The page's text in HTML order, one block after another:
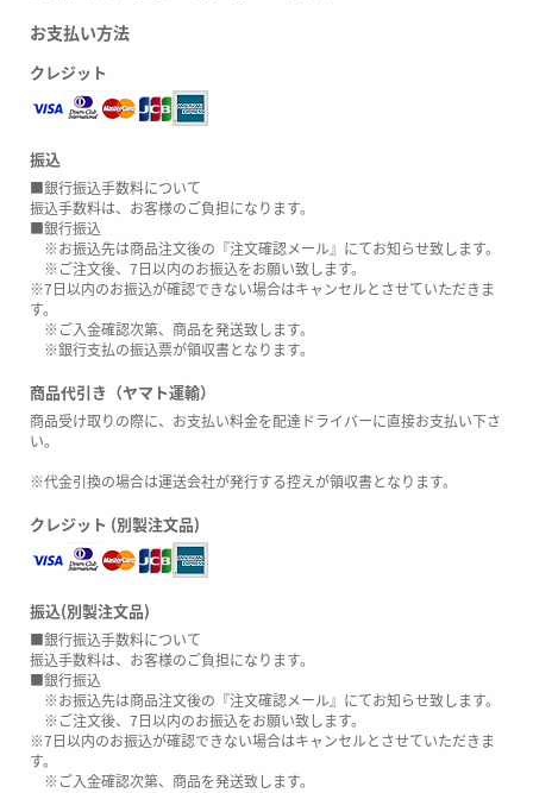
お支払い方法
クレジット
振込
■銀行振込手数料について
振込手数料は、お客様のご負担になります。
■銀行振込
※お振込先は商品注文後の『注文確認メール』にてお知らせ致します。
※ご注文後、7日以内のお振込をお願い致します。
※7日以内のお振込が確認できない場合はキャンセルとさせていただきま
す。
※ご入金確認次第、商品を発送致します。
※銀行支払の振込票が領収書となります。
商品代引き（ヤマト運輸）
商品受け取りの際に、お支払い料金を配達ドライバーに直接お支払い下さ
い。
※代金引換の場合は運送会社が発行する控えが領収書となります。
クレジット (別製注文品)
振込(別製注文品)
■銀行振込手数料について
振込手数料は、お客様のご負担になります。
■銀行振込
※お振込先は商品注文後の『注文確認メール』にてお知らせ致します。
※ご注文後、7日以内のお振込をお願い致します。
※7日以内のお振込が確認できない場合はキャンセルとさせていただきま
す。
※ご入金確認次第、商品を発送致します。